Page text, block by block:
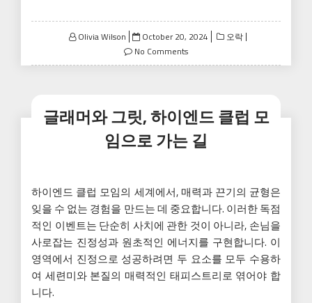
Olivia Wilson
Posted
on
October 20, 2024 오락
No Comments
글래머와 그릿, 하이엔드 클럽 모
임으로 가는 길
하이엔드 클럽 모임의 세계에서, 매력과 끈기의 균형은
잊을 수 없는 경험을 만드는 데 중요합니다. 이러한 독점
적인 이벤트는 단순히 사치에 관한 것이 아니라, 손님을
사로잡는 진정성과 원초적인 에너지를 구현합니다. 이
영역에서 진정으로 성공하려면 두 요소를 모두 수용하
여 세련미와 본질의 매력적인 태피스트리로 엮어야 합
니다.